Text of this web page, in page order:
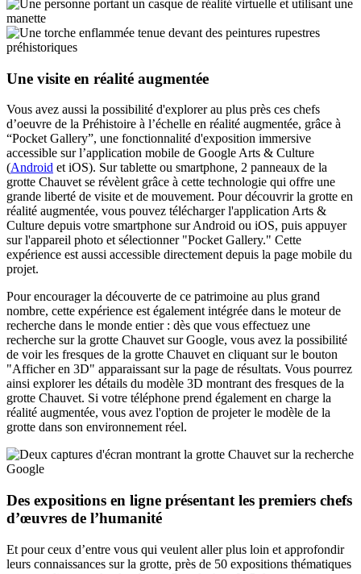
Une visite en réalité augmentée
Vous avez aussi la possibilité d'explorer au plus près ces chefs
d’oeuvre de la Préhistoire à l’échelle en réalité augmentée, grâce à
“Pocket Gallery”, une fonctionnalité d'exposition immersive
accessible sur l’application mobile de Google Arts & Culture
(Android et iOS). Sur tablette ou smartphone, 2 panneaux de la
grotte Chauvet se révèlent grâce à cette technologie qui offre une
grande liberté de visite et de mouvement. Pour découvrir la grotte en
réalité augmentée, vous pouvez télécharger l'application Arts &
Culture depuis votre smartphone sur Android ou iOS, puis appuyer
sur l'appareil photo et sélectionner "Pocket Gallery." Cette
expérience est aussi accessible directement depuis la page mobile du
projet.
Pour encourager la découverte de ce patrimoine au plus grand
nombre, cette expérience est également intégrée dans le moteur de
recherche dans le monde entier : dès que vous effectuez une
recherche sur la grotte Chauvet sur Google, vous avez la possibilité
de voir les fresques de la grotte Chauvet en cliquant sur le bouton
"Afficher en 3D" apparaissant sur la page de résultats. Vous pourrez
ainsi explorer les détails du modèle 3D montrant des fresques de la
grotte Chauvet. Si votre téléphone prend également en charge la
réalité augmentée, vous avez l'option de projeter le modèle de la
grotte dans son environnement réel.
Des expositions en ligne présentant les premiers chefs
d’œuvres de l’humanité
Et pour ceux d’entre vous qui veulent aller plus loin et approfondir
leurs connaissances sur la grotte, près de 50 expositions thématiques